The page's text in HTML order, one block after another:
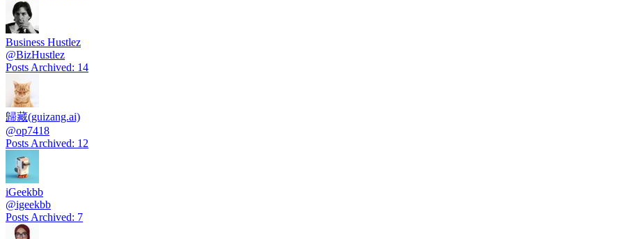
Business Hustlez
@BizHustlez
Posts Archived: 14
歸藏(guizang.ai)
@op7418
Posts Archived: 12
iGeekbb
@igeekbb
Posts Archived: 7